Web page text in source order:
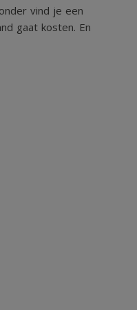
vind je een
gaat kosten. En